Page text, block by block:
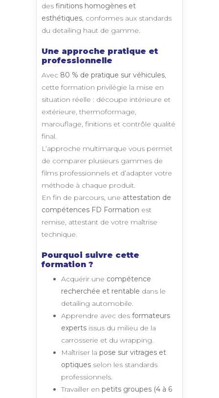
des finitions homogènes et
esthétiques , conformes aux standards
du detailing haut de gamme.
Une approche pratique et
professionnelle
Avec 80 % de pratique sur véhicules
cette formation privilégie la mise en
situation réelle : découpe intérieure et
extérieure, thermoformage,
marouflage, finitions et contrôle qualité
final.
L’approche multimarque vous permet
de comparer plusieurs gammes de
films professionnels et d’adapter votre
méthode à chaque produit.
En fin de parcours, une attestation de
compétences FD Formation est
remise, attestant de votre maîtrise
technique.
Pourquoi suivre cette
formation ?
Acquérir une compétence
recherchée et rentable dans le
detailing automobile.
Apprendre avec des formateurs
experts issus du milieu de la
carrosserie et du wrapping.
Maîtriser la pose sur vitrages et
optiques selon les standards
professionnels.
Travailler en petits groupes (4 à 6